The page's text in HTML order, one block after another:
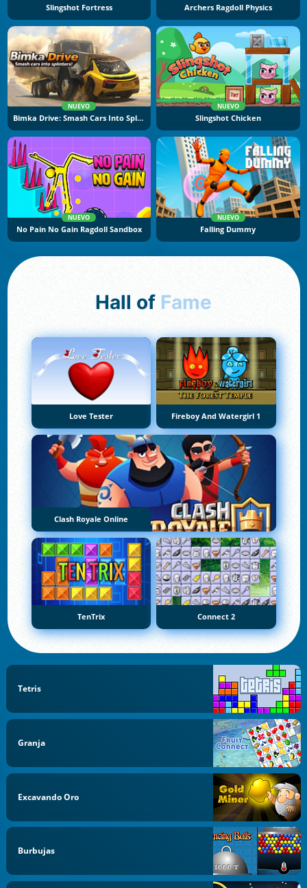
Slingshot Fortress Archers Ragdoll Physics
NUEVO
Bimka Drive: Smash Cars Into Splinters
NUEVO
Slingshot Chicken
NUEVO
No Pain No Gain Ragdoll Sandbox
NUEVO
Falling Dummy
Hall of Fame
Love Tester Fireboy And Watergirl 1
Clash Royale Online
TenTrix Connect 2
Tetris
Granja
Excavando Oro
Burbujas